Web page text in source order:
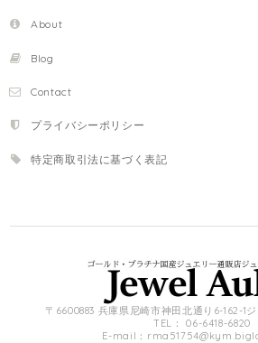
About
Blog
Contact
プライバシーポリシー
特定商取引法に基づく表記
〒6600883 兵庫県尼崎市神田北通り6-162-1
TEL： 06-6418-6820
E-mail：